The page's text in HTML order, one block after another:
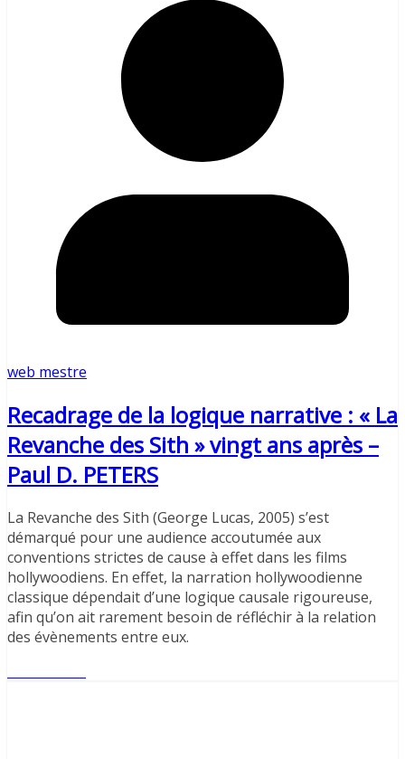
web mestre
Recadrage de la logique narrative : « La
Revanche des Sith » vingt ans après –
Paul D. PETERS
La Revanche des Sith (George Lucas, 2005) s’est
démarqué pour une audience accoutumée aux
conventions strictes de cause à effet dans les films
hollywoodiens. En effet, la narration hollywoodienne
classique dépendait d’une logique causale rigoureuse,
afin qu’on ait rarement besoin de réfléchir à la relation
des évènements entre eux.